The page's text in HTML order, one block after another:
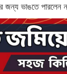
জন্য ভাঙতে পারলেন